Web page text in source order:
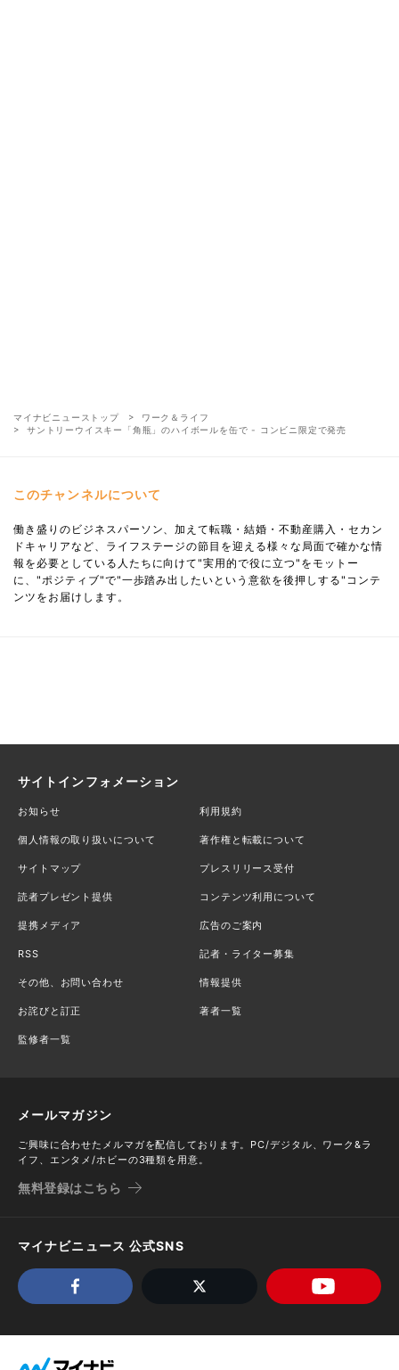
マイナビニューストップ
ワーク＆ライフ
サントリーウイスキー「角瓶」のハイボールを缶で - コンビニ限定で発売
このチャンネルについて
働き盛りのビジネスパーソン、加えて転職・結婚・不動産購入・セカン
ドキャリアなど、ライフステージの節目を迎える様々な局面で確かな情
報を必要としている人たちに向けて"実用的で役に立つ"をモットー
に、"ポジティブ"で"一歩踏み出したいという意欲を後押しする"コンテ
ンツをお届けします。
サイトインフォメーション
お知らせ 利用規約
個人情報の取り扱いについて 著作権と転載について
サイトマップ プレスリリース受付
読者プレゼント提供 コンテンツ利用について
提携メディア 広告のご案内
RSS 記者・ライター募集
その他、お問い合わせ 情報提供
お詫びと訂正 著者一覧
監修者一覧
メールマガジン
ご興味に合わせたメルマガを配信しております。PC/デジタル、ワーク&ラ
イフ、エンタメ/ホビーの3種類を用意。
無料登録はこちら
マイナビニュース 公式SNS